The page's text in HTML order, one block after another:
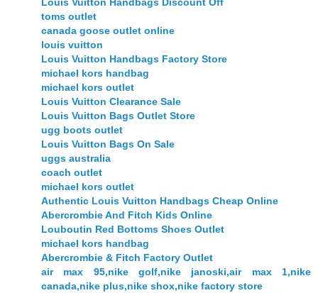
toms outlet
canada goose outlet online
louis vuitton
Louis Vuitton Handbags Factory Store
michael kors handbag
michael kors outlet
Louis Vuitton Clearance Sale
Louis Vuitton Bags Outlet Store
ugg boots outlet
Louis Vuitton Bags On Sale
uggs australia
coach outlet
michael kors outlet
Authentic Louis Vuitton Handbags Cheap Online
Abercrombie And Fitch Kids Online
Louboutin Red Bottoms Shoes Outlet
michael kors handbag
Abercrombie & Fitch Factory Outlet
air max 95,nike golf,nike janoski,air max 1,nike
canada,nike plus,nike shox,nike factory store